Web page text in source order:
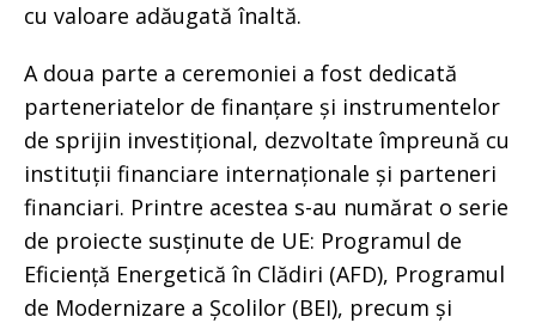
cu valoare adăugată înaltă.
A doua parte a ceremoniei a fost dedicată
parteneriatelor de finanțare și instrumentelor
de sprijin investițional, dezvoltate împreună cu
instituții financiare internaționale și parteneri
financiari. Printre acestea s-au numărat o serie
de proiecte susținute de UE: Programul de
Eficiență Energetică în Clădiri (AFD), Programul
de Modernizare a Școlilor (BEI), precum și